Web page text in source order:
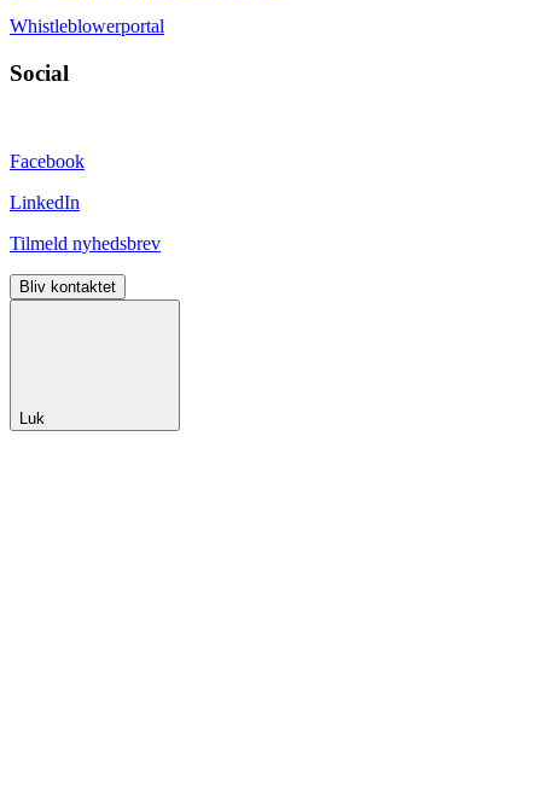
Whistleblowerportal
Social
Facebook
LinkedIn
Tilmeld nyhedsbrev
Bliv kontaktet
Luk